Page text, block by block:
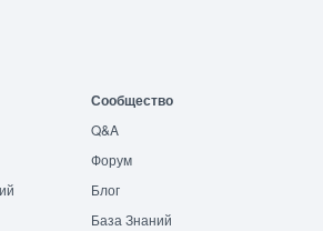
Сообщество
Q&A
Форум
Блог
База Знаний